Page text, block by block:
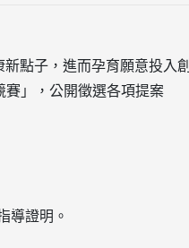
點子，進而孕育願意投入創
」，公開徵選各項提案
導證明。